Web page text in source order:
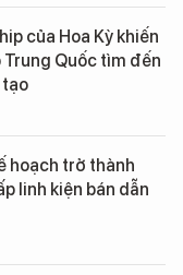
của Hoa Kỳ khiến
Quốc tìm đến
tạo
hoạch trở thành
linh kiện bán dẫn